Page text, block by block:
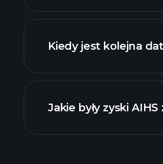
Kiedy jest kolejna
Jakie były zyski